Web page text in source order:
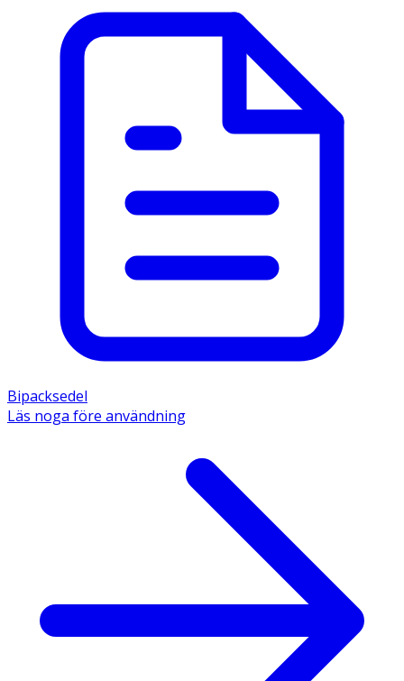
Bipacksedel
Läs noga före användning